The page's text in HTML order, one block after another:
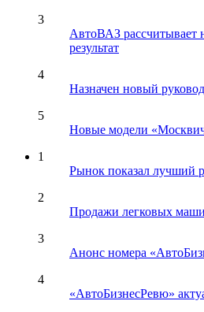
3
АвтоВАЗ рассчитывает
результат
4
Назначен новый
5
Новые модели
1
Рынок показал лучший
2
Продажи легковых
3
Анонс номера
4
«АвтоБизнесРевю»